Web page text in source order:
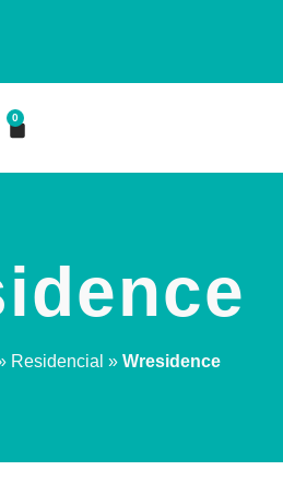
0
Residencial » Wresidence